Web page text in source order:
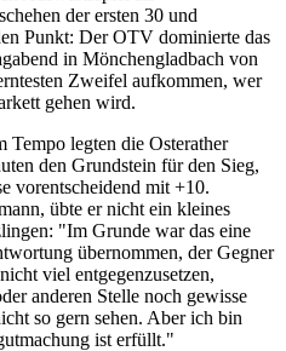
der ersten 30 und
Punkt: Der OTV dominierte das
in Mönchengladbach von
Zweifel aufkommen, wer
gehen wird.
legten die Osterather
den Grundstein für den Sieg,
vorentscheidend mit +10.
übte er nicht ein kleines
"Im Grunde war das eine
übernommen, der Gegner
viel entgegenzusetzen,
anderen Stelle noch gewisse
so gern sehen. Aber ich bin
ist erfüllt."